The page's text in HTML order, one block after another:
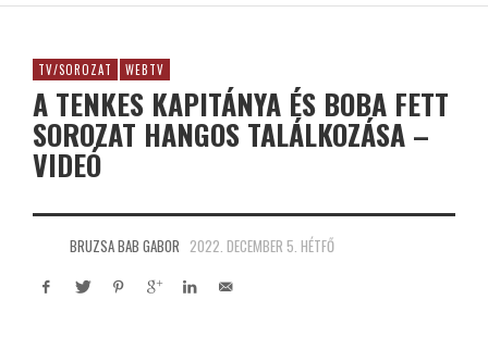
TV/SOROZAT WEBTV
A TENKES KAPITÁNYA ÉS BOBA FETT
SOROZAT HANGOS TALÁLKOZÁSA –
VIDEÓ
BRUZSA BAB GABOR 2022. DECEMBER 5. HÉTFŐ